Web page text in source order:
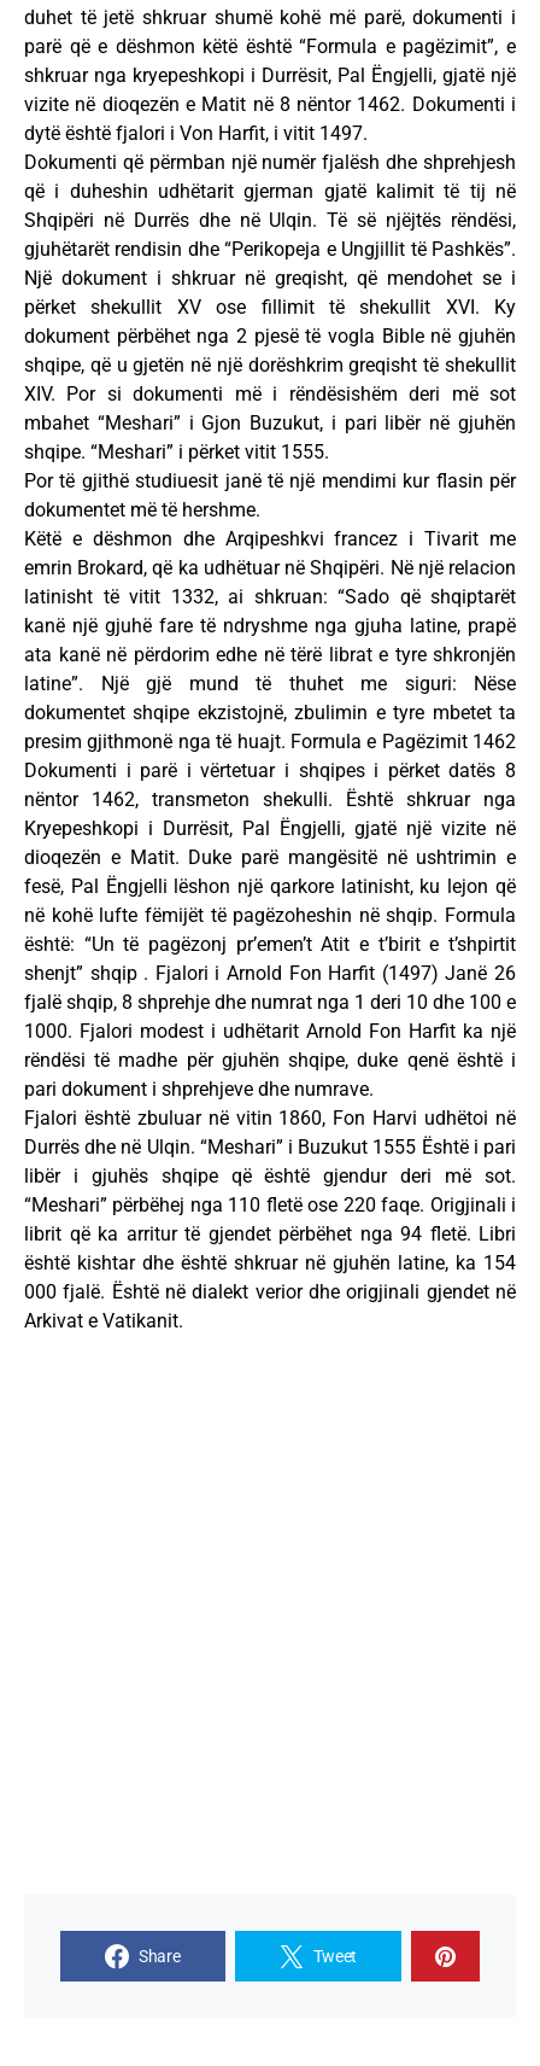
duhet të jetë shkruar shumë kohë më parë, dokumenti i
parë që e dëshmon këtë është “Formula e pagëzimit”, e
shkruar nga kryepeshkopi i Durrësit, Pal Ëngjelli, gjatë një
vizite në dioqezën e Matit në 8 nëntor 1462. Dokumenti i
dytë është fjalori i Von Harfit, i vitit 1497.
Dokumenti që përmban një numër fjalësh dhe shprehjesh
që i duheshin udhëtarit gjerman gjatë kalimit të tij në
Shqipëri në Durrës dhe në Ulqin. Të së njëjtës rëndësi,
gjuhëtarët rendisin dhe “Perikopeja e Ungjillit të Pashkës”.
Një dokument i shkruar në greqisht, që mendohet se i
përket shekullit XV ose fillimit të shekullit XVI. Ky
dokument përbëhet nga 2 pjesë të vogla Bible në gjuhën
shqipe, që u gjetën në një dorëshkrim greqisht të shekullit
XIV. Por si dokumenti më i rëndësishëm deri më sot
mbahet “Meshari” i Gjon Buzukut, i pari libër në gjuhën
shqipe. “Meshari” i përket vitit 1555.
Por të gjithë studiuesit janë të një mendimi kur flasin për
dokumentet më të hershme.
Këtë e dëshmon dhe Arqipeshkvi francez i Tivarit me
emrin Brokard, që ka udhëtuar në Shqipëri. Në një relacion
latinisht të vitit 1332, ai shkruan: “Sado që shqiptarët
kanë një gjuhë fare të ndryshme nga gjuha latine, prapë
ata kanë në përdorim edhe në tërë librat e tyre shkronjën
latine”. Një gjë mund të thuhet me siguri: Nëse
dokumentet shqipe ekzistojnë, zbulimin e tyre mbetet ta
presim gjithmonë nga të huajt. Formula e Pagëzimit 1462
Dokumenti i parë i vërtetuar i shqipes i përket datës 8
nëntor 1462, transmeton shekulli. Është shkruar nga
Kryepeshkopi i Durrësit, Pal Ëngjelli, gjatë një vizite në
dioqezën e Matit. Duke parë mangësitë në ushtrimin e
fesë, Pal Ëngjelli lëshon një qarkore latinisht, ku lejon që
në kohë lufte fëmijët të pagëzoheshin në shqip. Formula
është: “Un të pagëzonj pr’emen’t Atit e t’birit e t’shpirtit
shenjt” shqip . Fjalori i Arnold Fon Harfit (1497) Janë 26
fjalë shqip, 8 shprehje dhe numrat nga 1 deri 10 dhe 100 e
1000. Fjalori modest i udhëtarit Arnold Fon Harfit ka një
rëndësi të madhe për gjuhën shqipe, duke qenë është i
pari dokument i shprehjeve dhe numrave.
Fjalori është zbuluar në vitin 1860, Fon Harvi udhëtoi në
Durrës dhe në Ulqin. “Meshari” i Buzukut 1555 Është i pari
libër i gjuhës shqipe që është gjendur deri më sot.
“Meshari” përbëhej nga 110 fletë ose 220 faqe. Origjinali i
librit që ka arritur të gjendet përbëhet nga 94 fletë. Libri
është kishtar dhe është shkruar në gjuhën latine, ka 154
000 fjalë. Është në dialekt verior dhe origjinali gjendet në
Arkivat e Vatikanit.
Share Tweet